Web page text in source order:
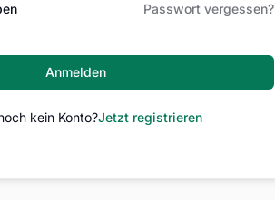
Passwort vergessen?
Anmelden
kein Konto?Jetzt registrieren